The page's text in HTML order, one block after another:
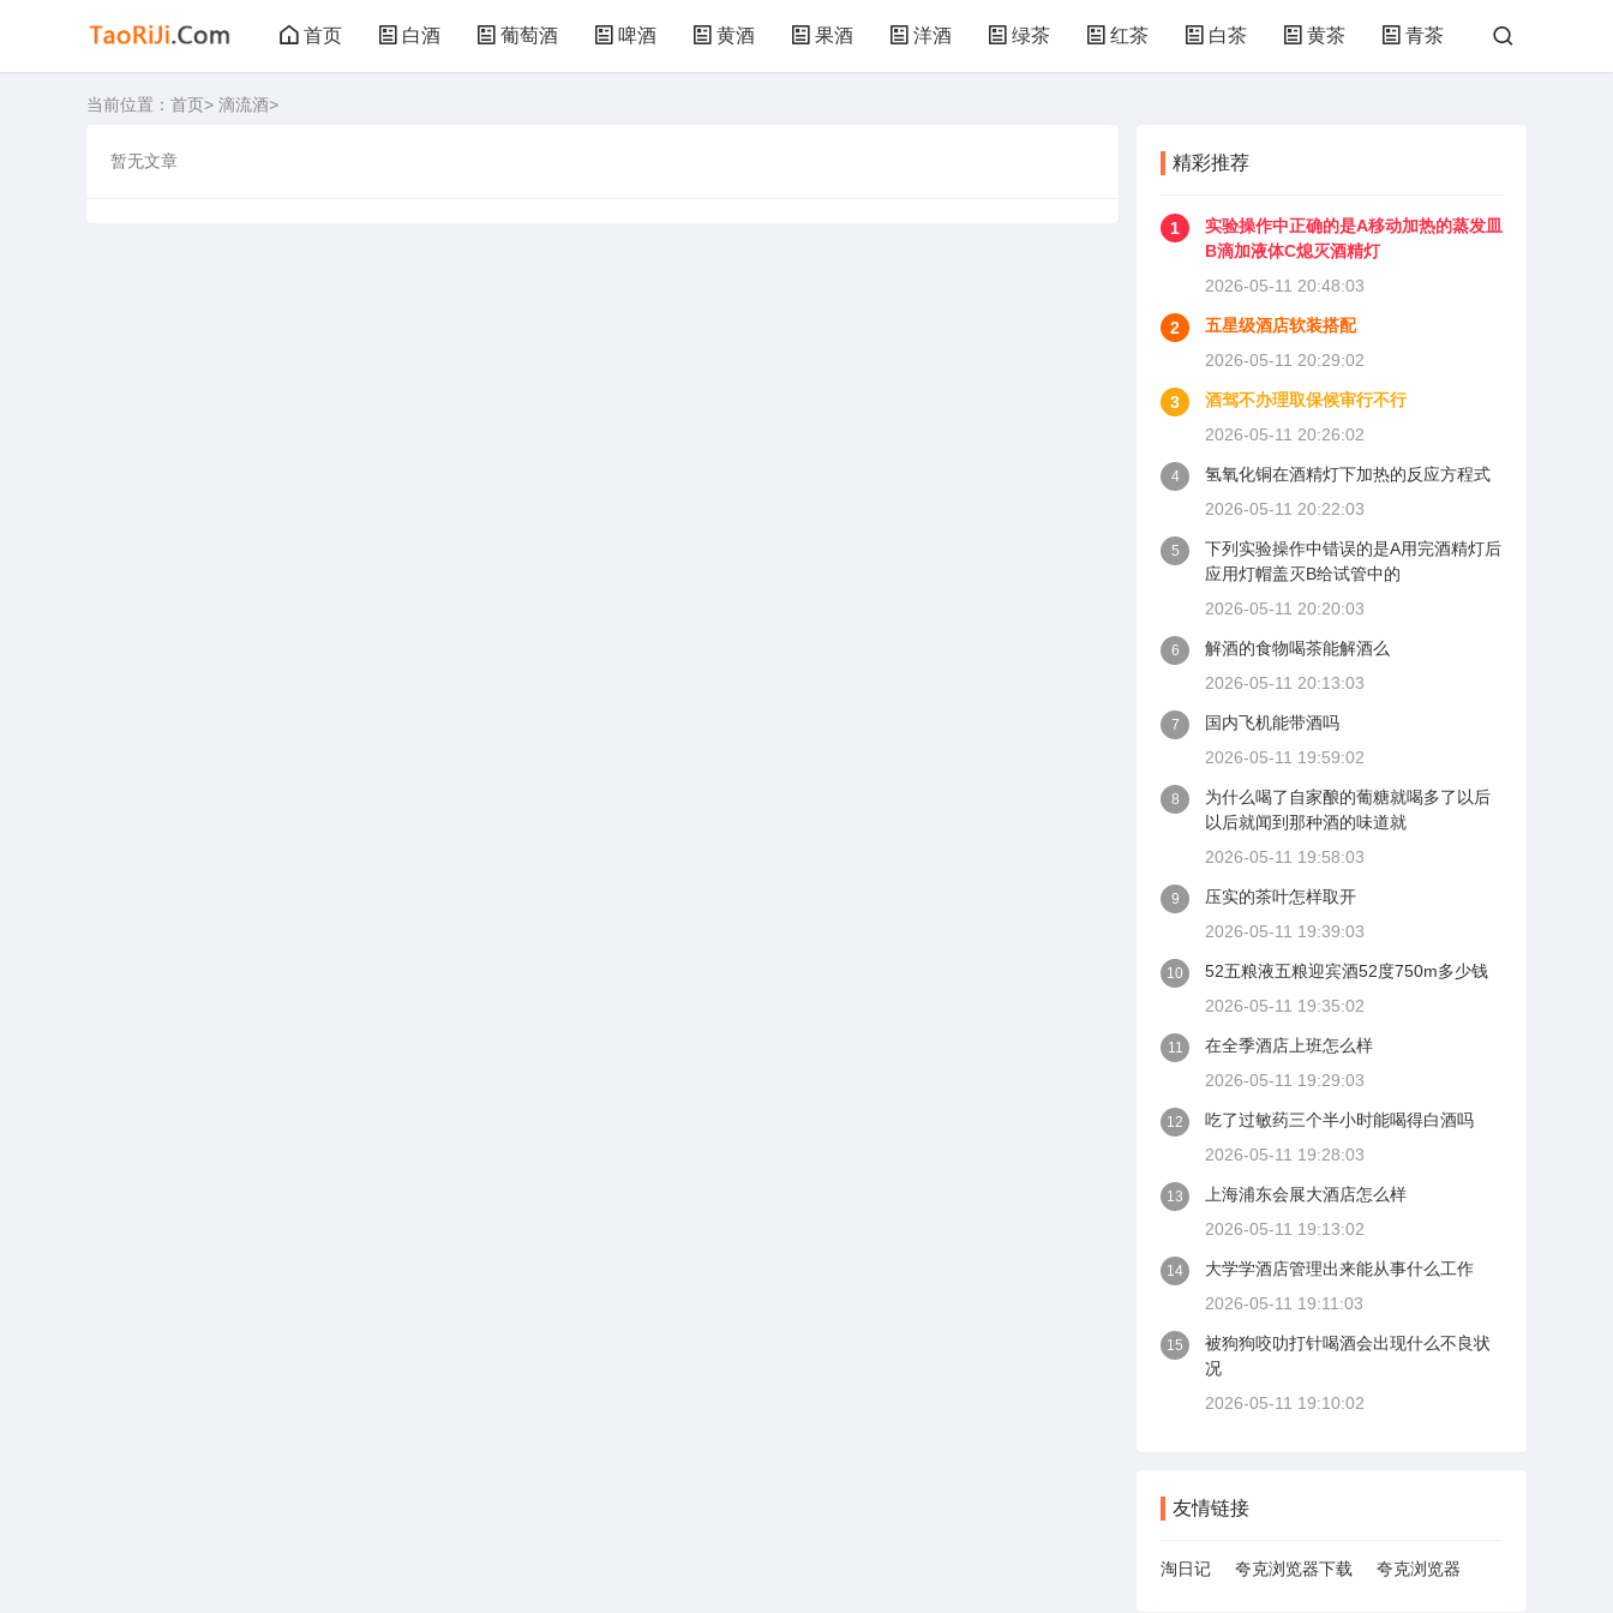
首页 白酒 葡萄酒 啤酒 黄酒 果酒 洋酒 绿茶 红茶 白茶 黄茶 青茶
当前位置： 首页> 滴流酒>
暂无文章 精彩推荐
1
实验操作中正确的是A移动加热的蒸发皿
B滴加液体C熄灭酒精灯
2026-05-11 20:48:03
2
五星级酒店软装搭配
2026-05-11 20:29:02
3
酒驾不办理取保候审行不行
2026-05-11 20:26:02
4
氢氧化铜在酒精灯下加热的反应方程式
2026-05-11 20:22:03
5
下列实验操作中错误的是A用完酒精灯后
应用灯帽盖灭B给试管中的
2026-05-11 20:20:03
6
解酒的食物喝茶能解酒么
2026-05-11 20:13:03
7
国内飞机能带酒吗
2026-05-11 19:59:02
8
为什么喝了自家酿的葡糖就喝多了以后
以后就闻到那种酒的味道就
2026-05-11 19:58:03
9
压实的茶叶怎样取开
2026-05-11 19:39:03
10
52五粮液五粮迎宾酒52度750m多少钱
2026-05-11 19:35:02
11
在全季酒店上班怎么样
2026-05-11 19:29:03
12
吃了过敏药三个半小时能喝得白酒吗
2026-05-11 19:28:03
13
上海浦东会展大酒店怎么样
2026-05-11 19:13:02
14
大学学酒店管理出来能从事什么工作
2026-05-11 19:11:03
15
被狗狗咬叻打针喝酒会出现什么不良状
况
2026-05-11 19:10:02
友情链接
淘日记 夸克浏览器下载 夸克浏览器